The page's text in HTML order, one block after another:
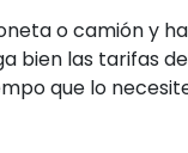
o camión y
las tarifas
que lo